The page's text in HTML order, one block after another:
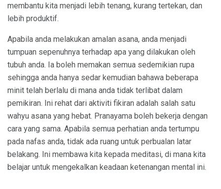
membantu kita menjadi lebih tenang, kurang tertekan, dan
lebih produktif.
Apabila anda melakukan amalan asana, anda menjadi
tumpuan sepenuhnya terhadap apa yang dilakukan oleh
tubuh anda. Ia boleh memakan semua sedemikian rupa
sehingga anda hanya sedar kemudian bahawa beberapa
minit telah berlalu di mana anda tidak terlibat dalam
pemikiran. Ini rehat dari aktiviti fikiran adalah salah satu
wahyu asana yang hebat. Pranayama boleh bekerja dengan
cara yang sama. Apabila semua perhatian anda tertumpu
pada nafas anda, tidak ada ruang untuk perbualan latar
belakang. Ini membawa kita kepada meditasi, di mana kita
belajar untuk mengekalkan keadaan ketenangan mental ini.